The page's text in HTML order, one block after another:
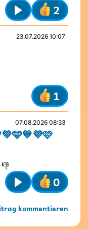
verständlich?
das über
Play
2
23.07.2026 10:07
1
07.08.2026 08:33
Play
0
kommentieren